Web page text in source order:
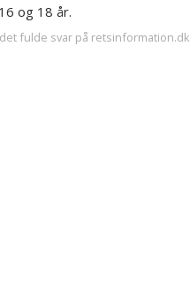
og 18 år.
fulde svar på retsinformation.dk